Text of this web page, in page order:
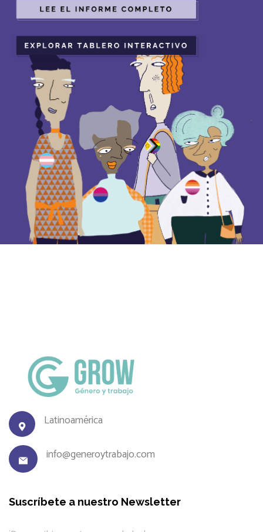
Latinoamérica
info@generoytrabajo.com
Suscríbete a nuestro Newsletter